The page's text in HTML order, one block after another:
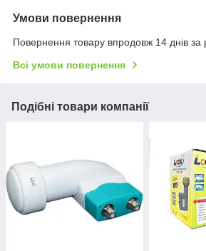
Умови повернення
Повернення товару впродовж 14 днів за
Всі умови повернення
Подібні товари компанії